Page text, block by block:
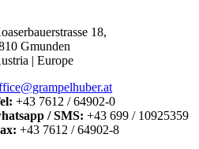
18,
Gmunden
| Europe
+43 7612 / 64902-0
/ SMS: +43 699 / 10925359
+43 7612 / 64902-8